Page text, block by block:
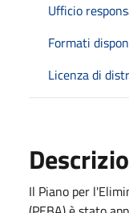
Ufficio
Formati
Licenza di
Il Piano per